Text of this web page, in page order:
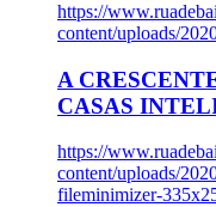
https://
content/uploads/
A
CASAS
https://
content/uploads/
fileminimizer-